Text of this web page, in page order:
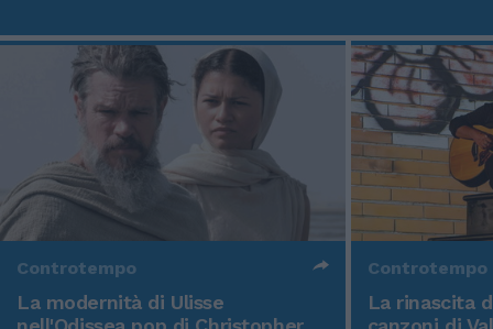
Controtempo
La modernità di Ulisse
Controtempo
La rinascita